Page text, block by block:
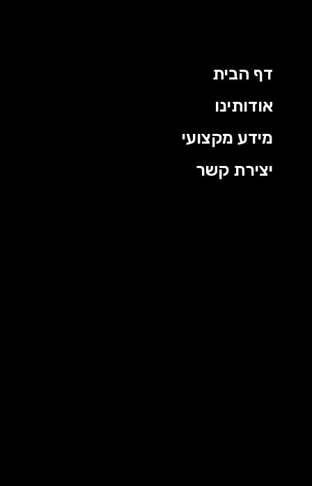
דף הבית
אודותינו
מידע מקצועי
יצירת קשר